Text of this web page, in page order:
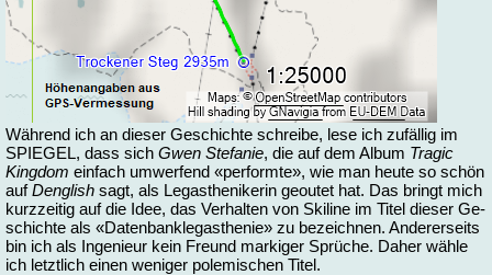
Während ich an die­ser Ge­schich­te schrei­be, le­se ich zu­fäl­lig im
SPIEGEL, dass sich Gwen Ste­fa­nie, die auf dem Al­bum Tra­gic
King­dom ein­fach um­wer­fend «per­form­te», wie man heu­te so schön
aufDeng­lish sagt, als Le­g­asthe­ni­ke­rin geou­tet hat. Das bringt mich
kurz­zei­tig auf die Idee, das Ver­hal­ten von Ski­line im Ti­tel die­ser Ge­
schich­te als «Da­ten­bank­le­gas­the­nie» zu be­zeich­nen. An­de­rer­seits
bin ich als In­ge­nieur kein Freund mar­ki­ger Sprü­che. Da­her wäh­le
ich letzt­lich ei­nen we­ni­ger po­le­mi­schen Ti­tel.